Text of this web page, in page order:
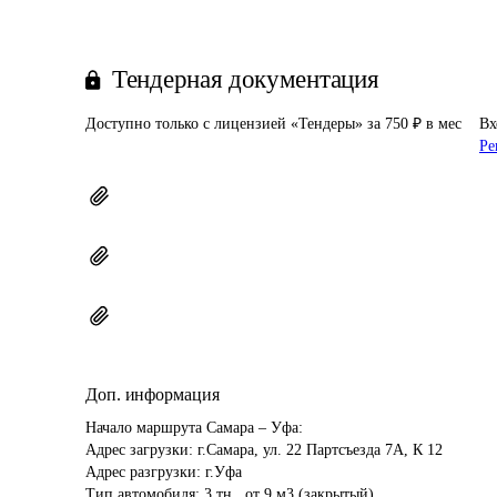
Тендерная документация
Доступно только с лицензией «Тендеры» за 750 ₽ в мес
Доп. информация
Начало маршрута Самара – Уфа:
Адрес загрузки: г.Самара, ул. 22 Партсъезда 7А, К 12
Адрес разгрузки: г.Уфа